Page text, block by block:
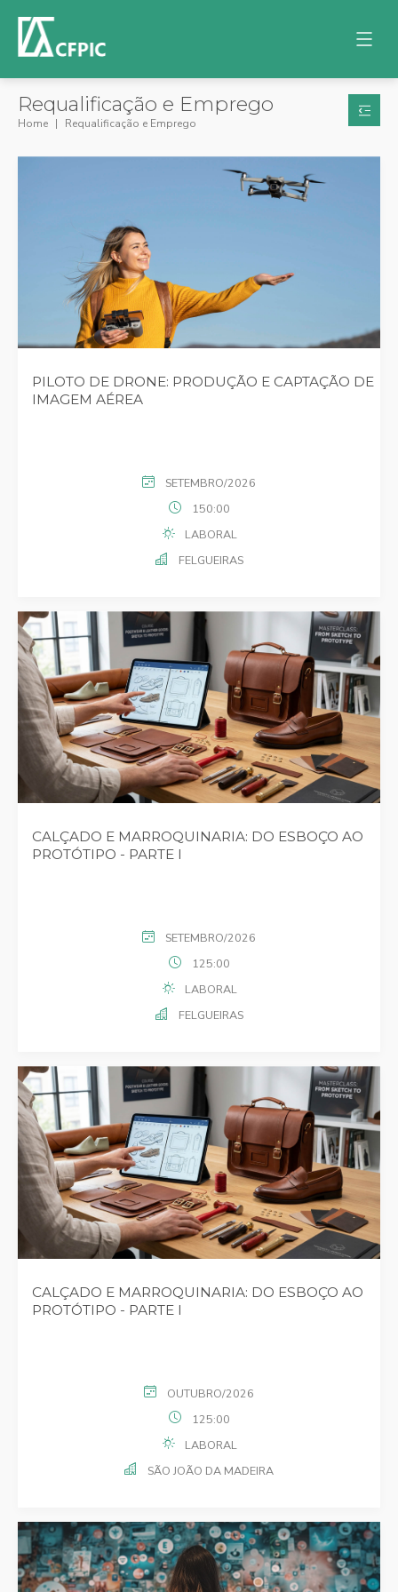
Requalificação e Emprego
Home Requalificação e Emprego
PILOTO DE DRONE: PRODUÇÃO E CAPTAÇÃO DE
IMAGEM AÉREA
SETEMBRO/2026
150:00
LABORAL
FELGUEIRAS
CALÇADO E MARROQUINARIA: DO ESBOÇO AO
PROTÓTIPO - PARTE I
SETEMBRO/2026
125:00
LABORAL
FELGUEIRAS
CALÇADO E MARROQUINARIA: DO ESBOÇO AO
PROTÓTIPO - PARTE I
OUTUBRO/2026
125:00
LABORAL
SÃO JOÃO DA MADEIRA